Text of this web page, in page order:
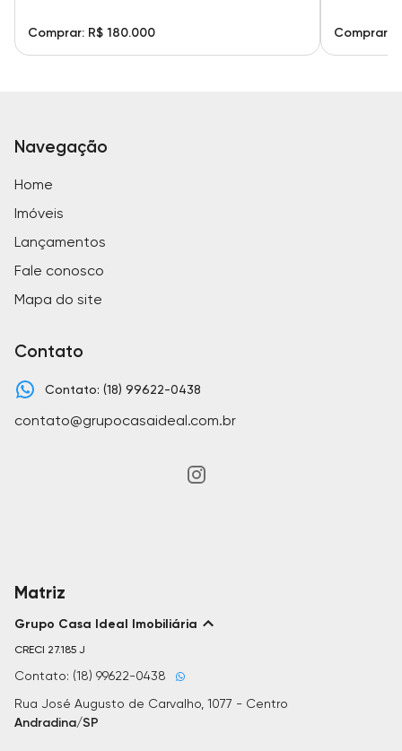
Comprar: R$ 180.000 Comprar:
Navegação
Home
Imóveis
Lançamentos
Fale conosco
Mapa do site
Contato
Contato: (18) 99622-0438
contato@grupocasaideal.com.br
Matriz
Grupo Casa Ideal Imobiliária
CRECI 27.185 J
Contato: (18) 99622-0438
Rua José Augusto de Carvalho, 1077 - Centro
Andradina/SP